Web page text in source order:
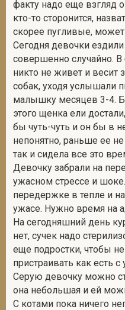
факту надо еще взгляд
кто-то сторонится,
скорее пугливые, может
Сегодня девочки
совершенно случайно.
никто не живет и весит
собак, уходя услышали
малышку месяцев 3-4.
этого щенка ели
бы чуть-чуть и он бы в
непонятно, раньше ее
так и сидела все это
Девочку забрали на
ужасном стрессе и
передержке в тепле и
ужасе. Нужно время на
На сегодняшний день
нет, сучек надо
еще подростки, чтобы
пристраивать как есть
Серую девочку можно
она небольшая и ей
С котами пока ничего